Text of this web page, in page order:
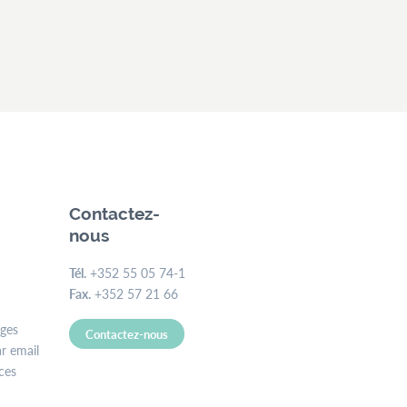
email
Contactez-
nous
Tél. +352 55 05 74-1
Fax. +352 57 21 66
Contactez-nous